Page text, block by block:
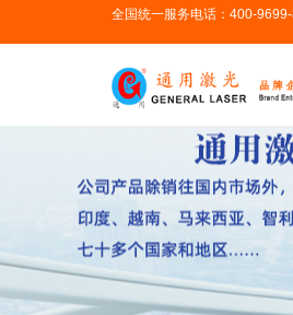
全国统一服务电话：400-